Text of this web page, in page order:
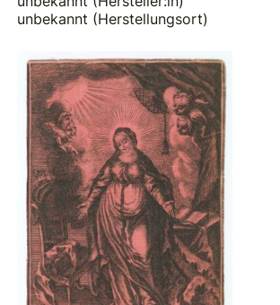
unbekannt (Herstellungsort)